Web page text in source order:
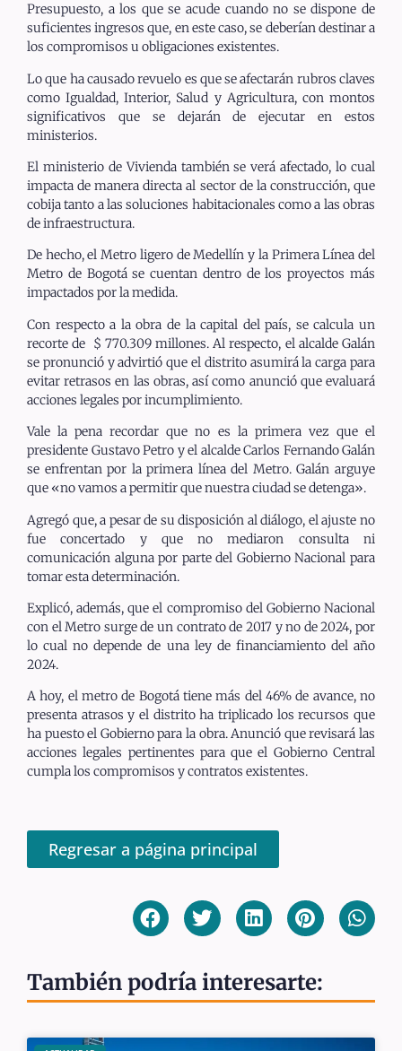
Presupuesto, a los que se acude cuando no se dispone de
suficientes ingresos que, en este caso, se deberían destinar a
los compromisos u obligaciones existentes.
Lo que ha causado revuelo es que se afectarán rubros claves
como Igualdad, Interior, Salud y Agricultura, con montos
significativos que se dejarán de ejecutar en estos
ministerios.
El ministerio de Vivienda también se verá afectado, lo cual
impacta de manera directa al sector de la construcción, que
cobija tanto a las soluciones habitacionales como a las obras
de infraestructura.
De hecho, el Metro ligero de Medellín y la Primera Línea del
Metro de Bogotá se cuentan dentro de los proyectos más
impactados por la medida.
Con respecto a la obra de la capital del país, se calcula un
recorte de $ 770.309 millones. Al respecto, el alcalde Galán
se pronunció y advirtió que el distrito asumirá la carga para
evitar retrasos en las obras, así como anunció que evaluará
acciones legales por incumplimiento.
Vale la pena recordar que no es la primera vez que el
presidente Gustavo Petro y el alcalde Carlos Fernando Galán
se enfrentan por la primera línea del Metro. Galán arguye
que «no vamos a permitir que nuestra ciudad se detenga».
Agregó que, a pesar de su disposición al diálogo, el ajuste no
fue concertado y que no mediaron consulta ni
comunicación alguna por parte del Gobierno Nacional para
tomar esta determinación.
Explicó, además, que el compromiso del Gobierno Nacional
con el Metro surge de un contrato de 2017 y no de 2024, por
lo cual no depende de una ley de financiamiento del año
2024.
A hoy, el metro de Bogotá tiene más del 46% de avance, no
presenta atrasos y el distrito ha triplicado los recursos que
ha puesto el Gobierno para la obra. Anunció que revisará las
acciones legales pertinentes para que el Gobierno Central
cumpla los compromisos y contratos existentes.
Regresar a página principal
También podría interesarte: